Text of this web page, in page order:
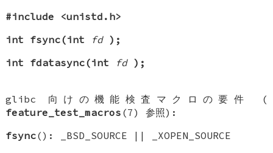
#include <unistd.h>
int fsync(int
fd );
int fdatasync(int
fd );
glibc 向けの機能検査マクロの要件 (
feature_test_macros (7) 参照):
fsync(): _BSD_SOURCE || _XOPEN_SOURCE